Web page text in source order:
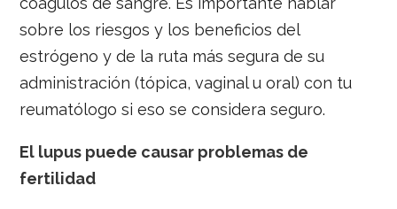
sobre los riesgos y los beneficios del
estrógeno y de la ruta más segura de su
administración (tópica, vaginal u oral) con tu
reumatólogo si eso se considera seguro.
El lupus puede causar problemas de
fertilidad